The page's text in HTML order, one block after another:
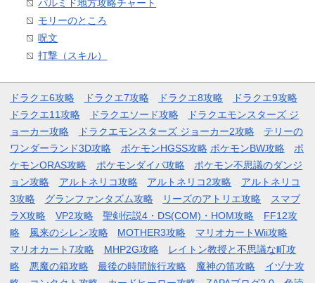
パルミド地方攻略チャート
モリーのところ
呪文
打撃（スキル）
ドラクエ6攻略 ドラクエ7攻略 ドラクエ8攻略
ドラクエ9攻略
ドラクエ11攻略
ドラクエソード攻略
ドラクエモンスターズ ジ
ョーカー攻略
ドラクエモンスターズ ジョーカー2攻略
テリーの
ワンダーランド3D攻略
ポケモンHGSS攻略 ポケモンBW攻略
ポ
ケモンORAS攻略
ポケモンダイパ攻略
ポケモン不思議のダンジ
ョン攻略
アルトネリコ攻略 アルトネリコ2攻略
アルトネリコ
3攻略
グランファンタズム攻略 リーズのアトリエ攻略
スマブ
ラX攻略
VP2攻略 聖剣伝説4・DS(COM)・HOM攻略
FF12攻
略
風来のシレン攻略 MOTHER3攻略
マリオカートWii攻略
マリオカート7攻略
MHP2G攻略
レイトン教授と不思議な町攻
略
悪魔の箱攻略 最後の時間旅行攻略 魔神の笛攻略
イヅナ攻